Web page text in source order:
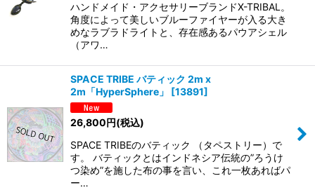
ハンドメイド・アクセサリーブランドX-TRIBAL。
角度によって美しいブルーファイヤーが入る大き
めなラブラドライトと、存在感あるパウアシェル
（アワ…
SPACE TRIBE バティック 2m x
2m「HyperSphere」
[13891]
26,800円(税込)
SPACE TRIBEのバティック （タペストリー）で
す。 バティックとはインドネシア伝統の”ろうけ
つ染め”を施した布の事を言い、これ一枚あればパ
ー…